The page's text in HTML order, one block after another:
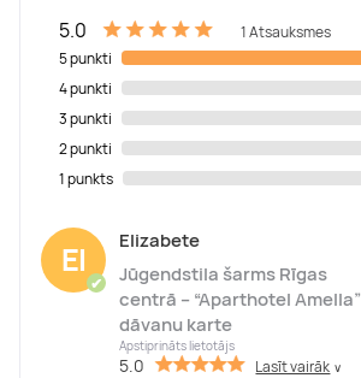
5.0
1 Atsauksmes
5 punkti
4 punkti
3 punkti
2 punkti
1 punkts
El
✔
Elizabete
Jūgendstila šarms Rīgas
centrā – “Aparthotel Amella”
dāvanu karte
Apstiprināts lietotājs
5.0 Lasīt vairāk ∨